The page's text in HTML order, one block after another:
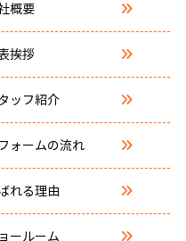
概要
挨拶
ッフ紹介
ォームの流れ
れる理由
ールーム